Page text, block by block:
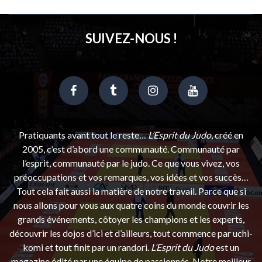
SUIVEZ-NOUS !
Pratiquants avant tout le reste…L’Esprit du Judo, créé en
2005, c’est d’abord une communauté. Communauté par
l’esprit, communauté par le judo. Ce que vous vivez, vos
préoccupations et vos remarques, vos idées et vos succès…
Tout cela fait aussi la matière de notre travail. Parce que si
nous allons pour vous aux quatre coins du monde couvrir les
grands événements, côtoyer les champions et les experts,
découvrir les dojos d’ici et d’ailleurs, tout commence par uchi-
komi et tout finit par un randori.L’Esprit du Judoest un